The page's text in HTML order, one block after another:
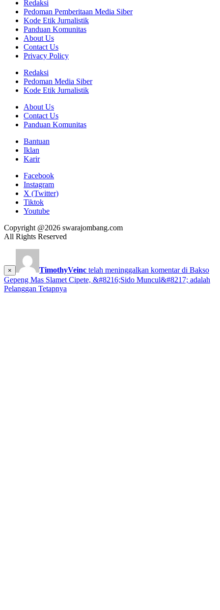
Redaksi
Pedoman Pemberitaan Media Siber
Kode Etik Jurnalistik
Panduan Komunitas
About Us
Contact Us
Privacy Policy
Redaksi
Pedoman Media Siber
Kode Etik Jurnalistik
About Us
Contact Us
Panduan Komunitas
Bantuan
Iklan
Karir
Facebook
Instagram
X (Twitter)
Tiktok
Youtube
Copyright @2026 swarajombang.com
All Rights Reserved
× TimothyVeinc telah meninggalkan komentar di Bakso
Gepeng Mas Slamet Cipete, &#8216;Sido Muncul&#8217; adalah
Pelanggan Tetapnya